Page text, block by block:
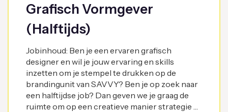
Grafisch Vormgever
(Halftijds)
Jobinhoud: Ben je een ervaren grafisch
designer en wil je jouw ervaring en skills
inzetten om je stempel te drukken op de
brandingunit van SAVVY? Ben je op zoek naar
een halftijdse job? Dan geven we je graag de
ruimte om op een creatieve manier strategie …